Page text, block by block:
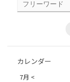
カレンダー
7月 <